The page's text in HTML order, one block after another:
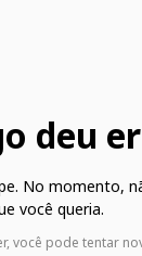
deu
No momento,
você queria.
você pode tentar